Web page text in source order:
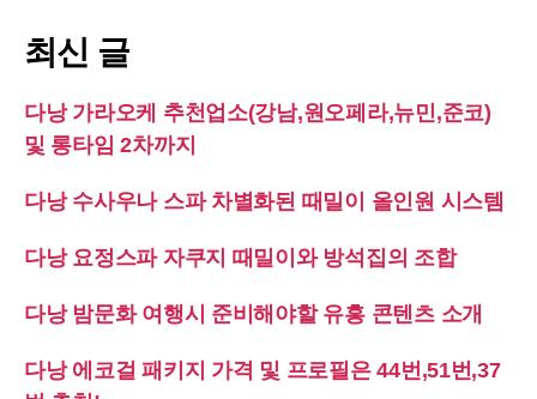
최신 글
다낭 가라오케 추천업소(강남,원오페라,뉴민,준코)
및 롱타임 2차까지
다낭 수사우나 스파 차별화된 때밀이 올인원 시스템
다낭 요정스파 자쿠지 때밀이와 방석집의 조합
다낭 밤문화 여행시 준비해야할 유흥 콘텐츠 소개
다낭 에코걸 패키지 가격 및 프로필은 44번,51번,37